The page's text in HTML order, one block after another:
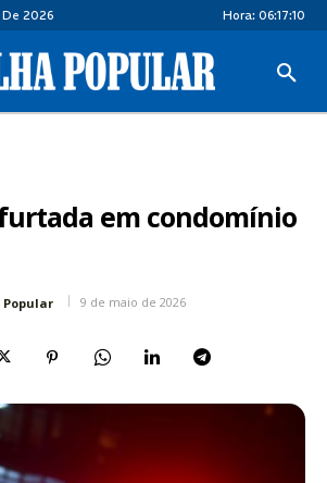
2026 Hora:06:17:11
em condomínio
Popular 9 de maio de 2026